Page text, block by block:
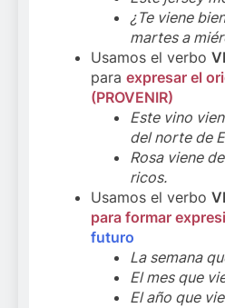
¿Te viene
martes a
Usamos el verbo
para expresar el
(PROVENIR)
Este vino
del norte de
Rosa viene
ricos.
Usamos el verbo
para formar
futuro
La semana
El mes que
El año que